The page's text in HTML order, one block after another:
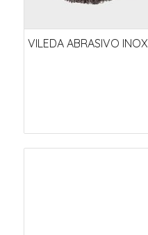
VILEDA ABRASIVO INOX